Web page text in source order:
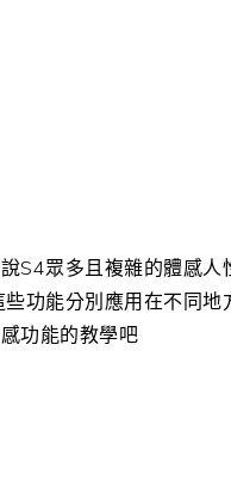
S4眾多且複雜的體感
功能分別應用在不同
功能的教學吧